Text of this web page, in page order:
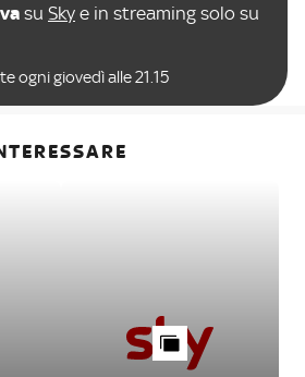
su Sky e in streaming solo su
ogni giovedì alle 21.15